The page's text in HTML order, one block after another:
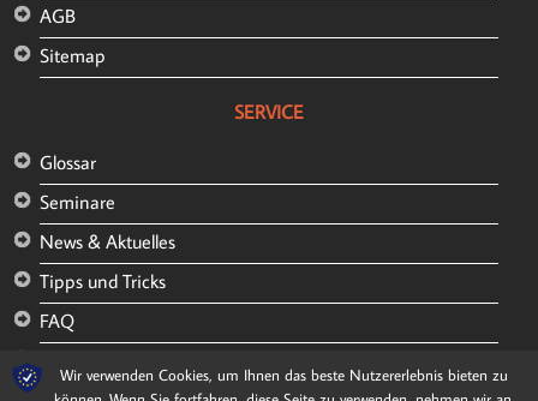
AGB
Sitemap
SERVICE
Glossar
Seminare
News & Aktuelles
Tipps und Tricks
FAQ
Wir verwenden Cookies, um Ihnen das beste Nutzererlebnis bieten zu